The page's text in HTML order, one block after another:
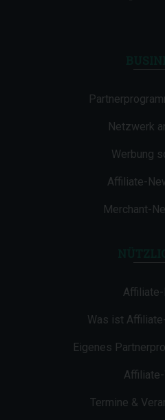
Netzwerk
Werbung
Affiliate-
Merchant-
Was ist
Eigenes
Termine &